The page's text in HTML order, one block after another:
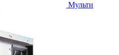
Мульти